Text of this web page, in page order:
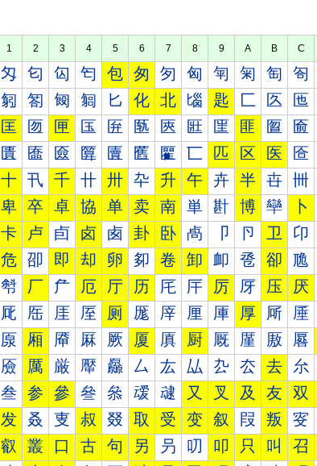
1 2 3 4 5 6 7 8 9 A B C
匁 匂 匃 匄 包 匆 匇 匈 匉 匊 匋 匌
匑 匒 匓 匔 匕 化 北 匘 匙 匚 匛 匜
匡 匢 匣 匤 匥 匦 匧 匨 匩 匪 匫 匬
匱 匲 匳 匴 匵 匶 匷 匸 匹 区 医 匼
十 卂 千 卄 卅 卆 升 午 卉 半 卋 卌
卑 卒 卓 協 单 卖 南 単 卙 博 卛 卜
卡 卢 卣 卤 卥 卦 卧 卨 卩 卪 卫 卬
危 卲 即 却 卵 卶 卷 卸 卹 卺 卻 卼
厁 厂 厃 厄 厅 历 厇 厈 厉 厊 压 厌
厑 厒 厓 厔 厕 厖 厗 厘 厙 厚 厛 厜
厡 厢 厣 厤 厥 厦 厧 厨 厩 厪 厫 厬
厱 厲 厳 厴 厵 厶 厷 厸 厹 厺 去 厼
叁 参 參 叄 叅 叆 叇 又 叉 及 友 双
发 叒 叓 叔 叕 取 受 变 叙 叚 叛 叜
叡 叢 口 古 句 另 叧 叨 叩 只 叫 召